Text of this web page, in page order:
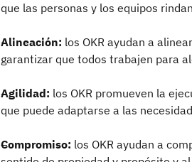
que las personas y los equipos
Alineación: los OKR ayudan a alinear
garantizar que todos trabajen para
Agilidad: los OKR promueven la
que puede adaptarse a las
Compromiso: los OKR ayudan a